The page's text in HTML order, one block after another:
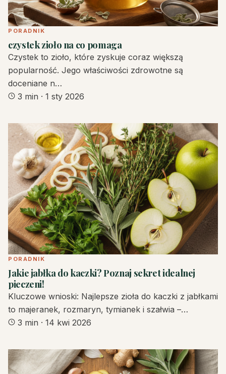
PORADNIK
czystek zioło na co pomaga
Czystek to zioło, które zyskuje coraz większą
popularność. Jego właściwości zdrowotne są
doceniane n…
3 min · 1 sty 2026
PORADNIK
Jakie jabłka do kaczki? Poznaj sekret idealnej
pieczeni!
Kluczowe wnioski: Najlepsze zioła do kaczki z jabłkami
to majeranek, rozmaryn, tymianek i szałwia –…
3 min · 14 kwi 2026